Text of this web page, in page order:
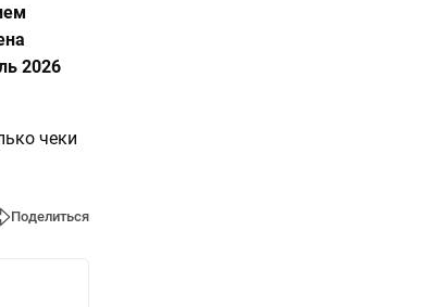
2026
чеки
Поделиться